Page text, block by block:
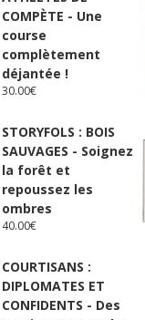
COMPÈTE - Une
course
complètement
déjantée !
30.00€
STORYFOLS : BOIS
SAUVAGES - Soignez
la forêt et
repoussez les
ombres
40.00€
COURTISANS :
DIPLOMATES ET
CONFIDENTS - Des